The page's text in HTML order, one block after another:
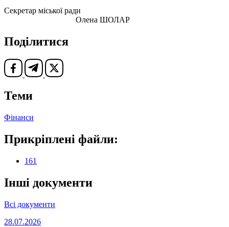
Секретар міської ради
Олена ШОЛАР
Поділитися
Теми
Фінанси
Прикріплені файли:
161
Інші документи
Всі документи
28.07.2026